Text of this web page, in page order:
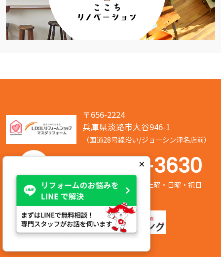
〒656-2224
兵庫県淡路市大谷946-1
（国道28号線沿い/ジョーシン津名店前）
050-7586-3630
営業時間:8:00～17:00 定休日:第2/第4土曜・日曜・祝日
×